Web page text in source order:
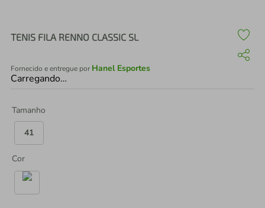
TENIS FILA RENNO CLASSIC SL
Fornecido e entregue por Hanel Esportes
Carregando…
Tamanho
41
Cor